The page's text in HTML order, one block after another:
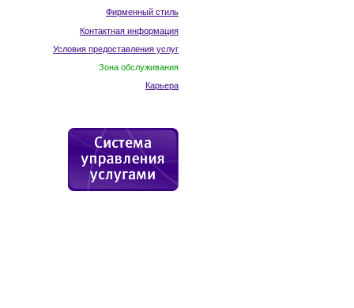
Фирменный стиль
Контактная информация
Условия предоставления услуг
Зона обслуживания
Карьера